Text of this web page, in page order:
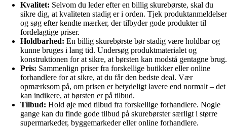
Kvalitet: Selvom du leder efter en billig skurebørste, skal du
sikre dig, at kvaliteten stadig er i orden. Tjek produktanmeldelser
og søg efter kendte mærker, der tilbyder gode produkter til
fordelagtige priser.
Holdbarhed: En billig skurebørste bør stadig være holdbar og
kunne bruges i lang tid. Undersøg produktmaterialet og
konstruktionen for at sikre, at børsten kan modstå gentagne brug.
Pris: Sammenlign priser fra forskellige butikker eller online
forhandlere for at sikre, at du får den bedste deal. Vær
opmærksom på, om prisen er betydeligt lavere end normalt – det
kan indikere, at børsten er på tilbud.
Tilbud: Hold øje med tilbud fra forskellige forhandlere. Nogle
gange kan du finde gode tilbud på skurebørster særligt i større
supermarkeder, byggemarkeder eller online forhandlere.